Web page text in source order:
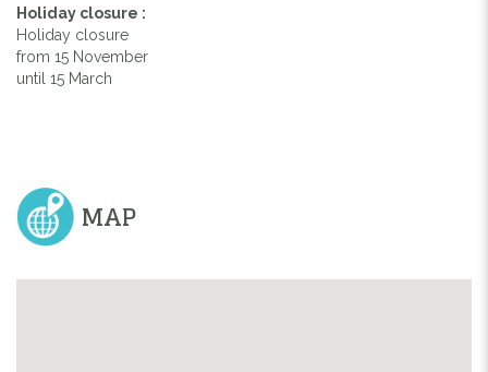
Holiday closure :
Holiday closure
from 15 November
until 15 March
MAP